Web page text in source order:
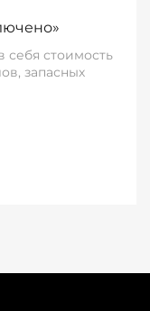
себя стоимость
запасных